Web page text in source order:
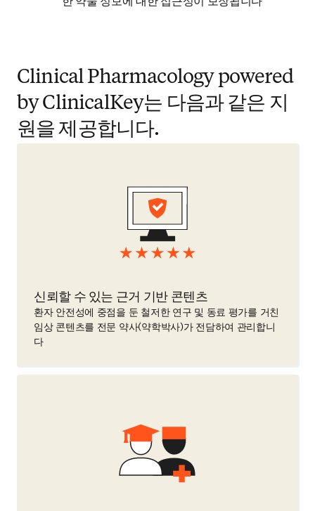
Clinical Pharmacology powered
by ClinicalKey는 다음과 같은 지
원을 제공합니다.
신뢰할 수 있는 근거 기반 콘텐츠
환자 안전성에 중점을 둔 철저한 연구 및 동료 평가를 거친
임상 콘텐츠를 전문 약사(약학박사)가 전담하여 관리합니
다